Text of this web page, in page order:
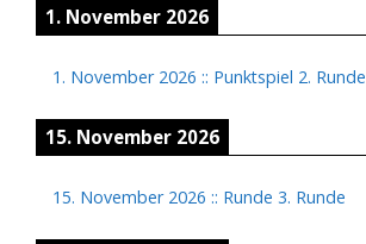
1. November 2026
1. November 2026 :: Punktspiel 2. Runde
15. November 2026
15. November 2026 :: Runde 3. Runde